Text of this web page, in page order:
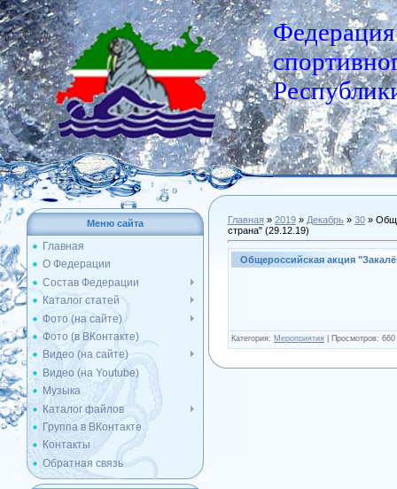
Федерация
Меню сайта
Главная
О Федерации
Состав Федерации
Каталог статей
Фото (на сайте)
Фото (в ВКонтакте)
Видео (на сайте)
Видео (на Youtube)
Музыка
Каталог файлов
Группа в ВКонтакте
Контакты
Обратная связь
Главная » 2019 » Декабрь » 30 »
страна" (29.12.19)
Общероссийская акция
Категория: Мероприятия Просмотров: